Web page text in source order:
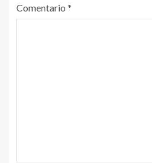
Comentario *